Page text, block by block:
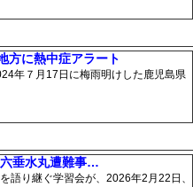
方に熱中症アラート
年７月17日に梅雨明けした鹿児島県
垂水丸遭難事…
語り継ぐ学習会が、2026年2月22日、